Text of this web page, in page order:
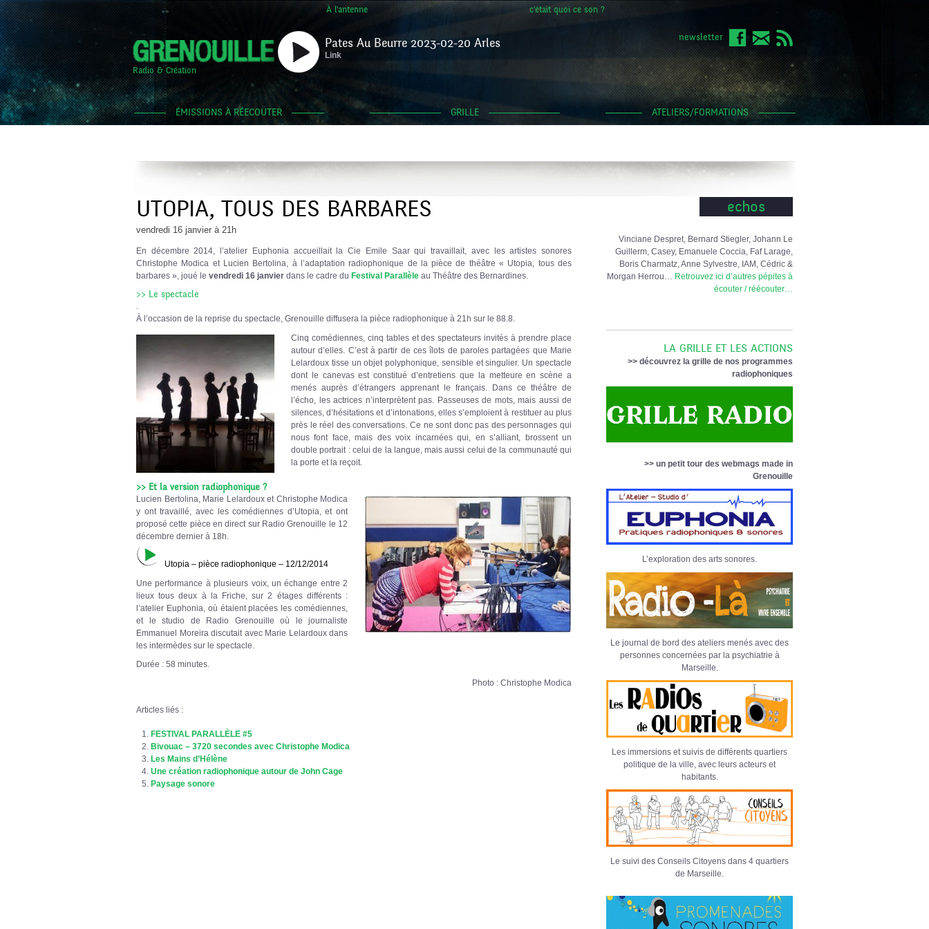
À l'antenne c'était quoi ce son ?
Radio & Création
Pates Au Beurre 2023-02-20 Arles
Link
newsletter
ÉMISSIONS À RÉECOUTER GRILLE ATELIERS/FORMATIONS
UTOPIA, TOUS DES BARBARES
vendredi 16 janvier à 21h
En décembre 2014, l’atelier Euphonia accueillait la Cie Emile Saar qui travaillait, avec les artistes sonores
Christophe Modica et Lucien Bertolina, à l’adaptation radiophonique de la pièce de théâtre « Utopia, tous des
barbares », joué le vendredi 16 janvier dans le cadre du Festival Parallèle au Théâtre des Bernardines.
>> Le spectacle
À l’occasion de la reprise du spectacle, Grenouille diffusera la pièce radiophonique à 21h sur le 88.8.
Cinq comédiennes, cinq tables et des spectateurs invités à prendre place
autour d’elles. C’est à partir de ces îlots de paroles partagées que Marie
Lelardoux tisse un objet polyphonique, sensible et singulier. Un spectacle
dont le canevas est constitué d’entretiens que la metteure en scène a
menés auprès d’étrangers apprenant le français. Dans ce théâtre de
l’écho, les actrices n’interprètent pas. Passeuses de mots, mais aussi de
silences, d’hésitations et d’intonations, elles s’emploient à restituer au plus
près le réel des conversations. Ce ne sont donc pas des personnages qui
nous font face, mais des voix incarnées qui, en s’alliant, brossent un
double portrait : celui de la langue, mais aussi celui de la communauté qui
la porte et la reçoit.
>> Et la version radiophonique ?
Lucien Bertolina, Marie Lelardoux et Christophe Modica
y ont travaillé, avec les comédiennes d’Utopia, et ont
proposé cette pièce en direct sur Radio Grenouille le 12
décembre dernier à 18h.
Utopia – pièce radiophonique – 12/12/2014
Une performance à plusieurs voix, un échange entre 2
lieux tous deux à la Friche, sur 2 étages différents :
l’atelier Euphonia, où étaient placées les comédiennes,
et le studio de Radio Grenouille où le journaliste
Emmanuel Moreira discutait avec Marie Lelardoux dans
les intermèdes sur le spectacle.
Durée : 58 minutes.
Photo : Christophe Modica
Articles liés :
FESTIVAL PARALLÈLE #5
Bivouac – 3720 secondes avec Christophe Modica
Les Mains d’Hélène
Une création radiophonique autour de John Cage
Paysage sonore
echos
Vinciane Despret, Bernard Stiegler, Johann Le
Guillerm, Casey, Emanuele Coccia, Faf Larage,
Boris Charmatz, Anne Sylvestre, IAM, Cédric &
Morgan Herrou… Retrouvez ici d’autres pépites à
écouter / réécouter…
LA GRILLE ET LES ACTIONS
>> découvrez la grille de nos programmes
radiophoniques
>> un petit tour des webmags made in
Grenouille
L’exploration des arts sonores.
Le journal de bord des ateliers menés avec des
personnes concernées par la psychiatrie à
Marseille.
Les immersions et suivis de différents quartiers
politique de la ville, avec leurs acteurs et
habitants.
Le suivi des Conseils Citoyens dans 4 quartiers
de Marseille.